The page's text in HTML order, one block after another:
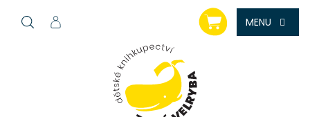
NÁKUPNÍ
KOŠÍK